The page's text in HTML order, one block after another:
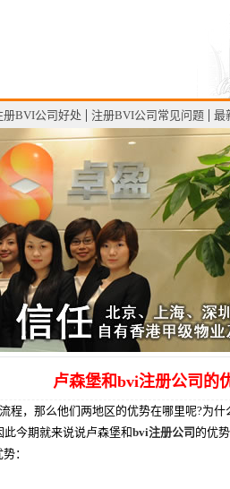
册BVI公司好处 注册BVI公司常见问题 最
卢森堡和bvi注册公司的
，那么他们两地区的优势在哪里呢?为什
今期就来说说卢森堡和bvi注册公司 的优势
：